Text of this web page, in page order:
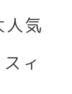
気
ィ